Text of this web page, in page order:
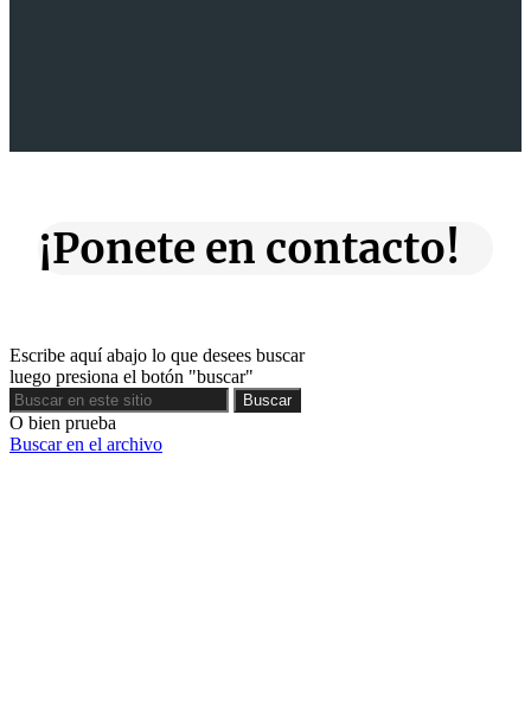
¡Ponete en contacto!
Escribe aquí abajo lo que desees buscar
luego presiona el botón "buscar"
Buscar
Buscar
O bien prueba
Buscar en el archivo